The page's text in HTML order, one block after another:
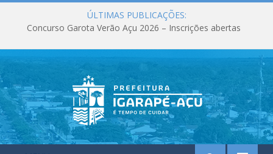
ÚLTIMAS PUBLICAÇÕES:
Concurso Garota Verão Açu 2026 – Inscrições abertas